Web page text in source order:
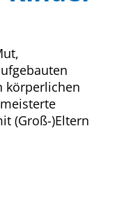
körperlichen
(Groß-)Eltern